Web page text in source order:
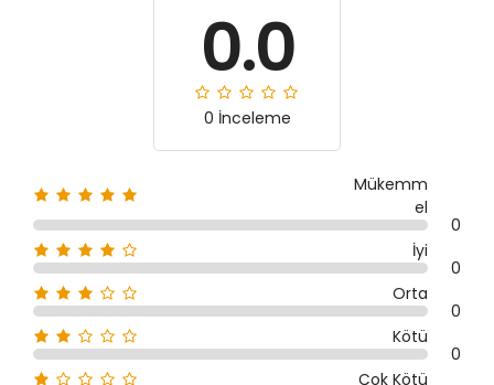
0.0
0 İnceleme
Mükemm
el
0
İyi
0
Orta
0
Kötü
0
Çok Kötü